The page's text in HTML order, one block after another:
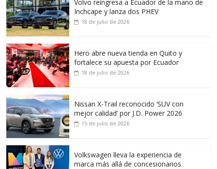
Volvo reingresa a Ecuador de la mano de
Inchcape y lanza dos PHEV
18 de julio de 2026
Hero abre nueva tienda en Quito y
fortalece su apuesta por Ecuador
18 de julio de 2026
Nissan X-Trail reconocido ‘SUV con
mejor calidad’ por J.D. Power 2026
15 de julio de 2026
Volkswagen lleva la experiencia de
marca más allá de concesionarios